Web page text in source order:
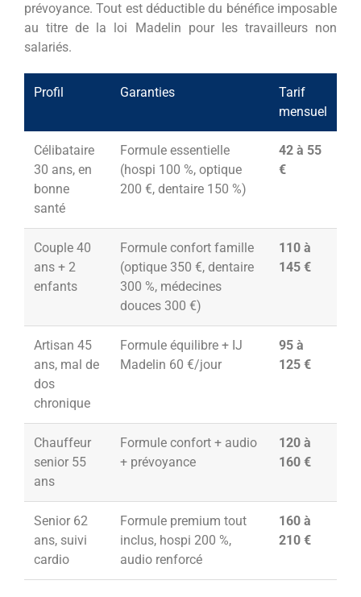
prévoyance. Tout est déductible du bénéfice imposable
au titre de la loi Madelin pour les travailleurs non
salariés.
Profil Garanties
Tarif
mensuel
Célibataire
30 ans, en
bonne
santé
Formule essentielle
(hospi 100 %, optique
200 €, dentaire 150 %)
42 à 55
€
Couple 40
ans + 2
enfants
Formule confort famille
(optique 350 €, dentaire
300 %, médecines
douces 300 €)
110 à
145 €
Artisan 45
ans, mal de
dos
chronique
Formule équilibre + IJ
Madelin 60 €/jour
95 à
125 €
Chauffeur
senior 55
ans
Formule confort + audio
+ prévoyance
120 à
160 €
Senior 62
ans, suivi
cardio
Formule premium tout
inclus, hospi 200 %,
audio renforcé
160 à
210 €